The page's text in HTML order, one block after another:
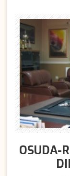
OSUDA-